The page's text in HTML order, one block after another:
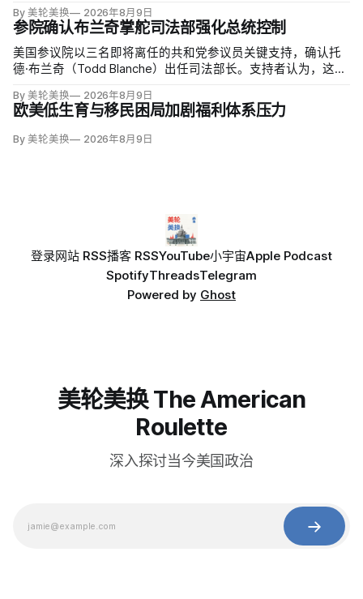
Moreno）指控家暴并予以否认，众院道德委员会同时调查他是
否涉及家庭暴力、虐待或非法用药。
By 美轮美换 2026年8月9日
参院确认布兰奇掌舵司法部强化总统控制
美国参议院以三名即将离任的共和党参议员关键支持，确认托
德·布兰奇（Todd Blanche）出任司法部长。支持者认为，这位
冲动；
By 美轮美换 2026年8月9日
欧美低生育与移民困局加剧福利体系压力
By 美轮美换 2026年8月9日
登录网站 RSS播客 RSSYouTube小宇宙Apple Podcast
SpotifyThreadsTelegram
Powered by Ghost
美轮美换 The American
Roulette
深入探讨当今美国政治